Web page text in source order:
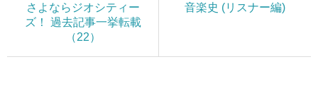
さよならジオシティー
ズ！ 過去記事一挙転載
（22）
音楽史 (リスナー編)